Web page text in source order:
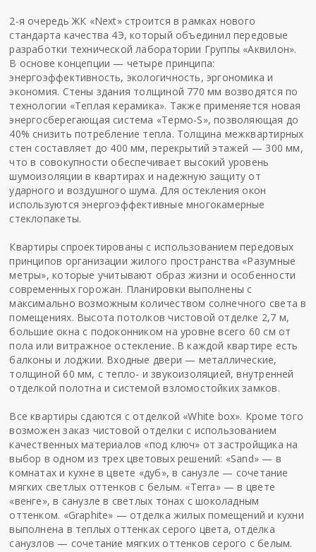
2-я очередь ЖК «Next» строится в рамках нового
стандарта качества 4Э, который объединил передовые
разработки технической лаборатории Группы «Аквилон».
В основе концепции — четыре принципа:
энергоэффективность, экологичность, эргономика и
экономия. Стены здания толщиной 770 мм возводятся по
технологии «Теплая керамика». Также применяется новая
энергосберегающая система «Термо-S», позволяющая до
40% снизить потребление тепла. Толщина межквартирных
стен составляет до 400 мм, перекрытий этажей — 300 мм,
что в совокупности обеспечивает высокий уровень
шумоизоляции в квартирах и надежную защиту от
ударного и воздушного шума. Для остекления окон
используются энергоэффективные многокамерные
стеклопакеты.
Квартиры спроектированы с использованием передовых
принципов организации жилого пространства «Разумные
метры», которые учитывают образ жизни и особенности
современных горожан. Планировки выполнены с
максимально возможным количеством солнечного света в
помещениях. Высота потолков чистовой отделке 2,7 м,
большие окна с подоконником на уровне всего 60 см от
пола или витражное остекление. В каждой квартире есть
балконы и лоджии. Входные двери — металлические,
толщиной 60 мм, с тепло- и звукоизоляцией, внутренней
отделкой полотна и системой взломостойких замков.
Все квартиры сдаются с отделкой «White box». Кроме того
возможен заказ чистовой отделки с использованием
качественных материалов «под ключ» от застройщика на
выбор в одном из трех цветовых решений: «Sand» — в
комнатах и кухне в цвете «дуб», в санузле — сочетание
мягких светлых оттенков с белым. «Terra» — в цвете
«венге», в санузле в светлых тонах с шоколадным
оттенком. «Graphite» — отделка жилых помещений и кухни
выполнена в теплых оттенках серого цвета, отделка
санузлов — сочетание мягких оттенков серого с белым.